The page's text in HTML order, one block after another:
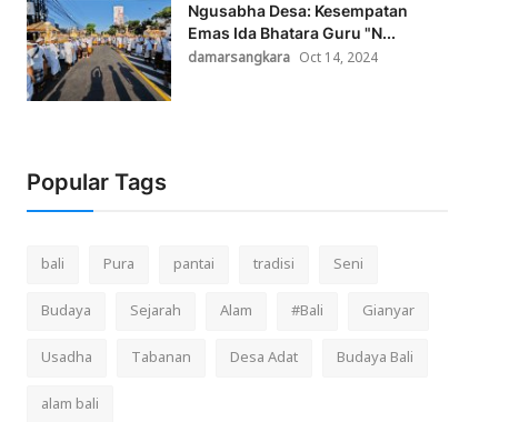
Ngusabha Desa: Kesempatan
Emas Ida Bhatara Guru "N...
damarsangkara Oct 14, 2024
Popular Tags
bali Pura pantai tradisi
Seni
Budaya
Sejarah Alam #Bali
Gianyar
Usadha
Tabanan Desa Adat
Budaya Bali
alam bali